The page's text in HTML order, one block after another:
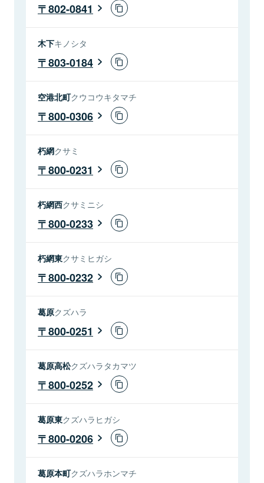
802-0841
木下キノシタ
803-0184
空港北町クウコウキタマチ
800-0306
朽網クサミ
800-0231
朽網西クサミニシ
800-0233
朽網東クサミヒガシ
800-0232
葛原クズハラ
800-0251
葛原高松クズハラタカマツ
800-0252
葛原東クズハラヒガシ
800-0206
葛原本町クズハラホンマチ